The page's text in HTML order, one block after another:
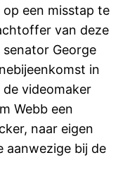
een misstap te
van deze
George
in
videomaker
Webb een
naar eigen
aanwezige bij de